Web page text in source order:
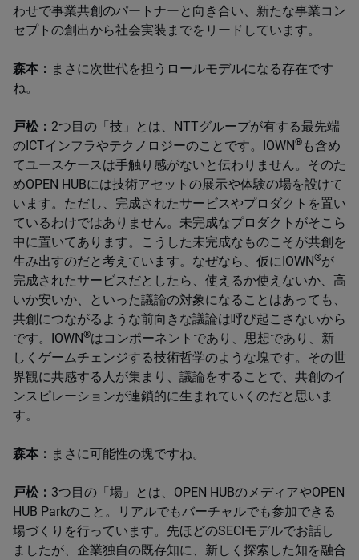
わせで事業共創のパートナーと向き合い、新たな事業コン
セプトの創出から社会実装までをリードしています。
森本： まさに次世代を担うロールモデルになる存在です
ね。
戸松： 2つ目の「技」とは、NTTグループが有する最先端
のICTインフラやテクノロジーのことです。IOWN® も含め
てユースケースは手触り感がないと伝わりません。そのた
めOPEN HUBには技術アセットの展示や体験の場を設けて
います。ただし、完成されたサービスやプロダクトを置い
ているわけではありません。未完成なプロダクトがそこら
中に置いてあります。こうした未完成なものこそが共創を
生み出すのだと考えています。なぜなら、仮にIOWN®が
完成されたサービスだとしたら、使えるか使えないか、高
いか安いか、といった議論の対象になることはあっても、
共創につながるような前向きな議論は呼び起こさないから
です。IOWN®はコンポーネントであり、思想であり、新
しくゲームチェンジする技術哲学のような塊です。その世
界観に共感する人が集まり、議論をすることで、共創のイ
ンスピレーションが連鎖的に生まれていくのだと思いま
す。
森本： まさに可能性の塊ですね。
戸松： 3つ目の「場」とは、OPEN HUBのメディアやOPEN
HUB Parkのこと。リアルでもバーチャルでも参加できる
場づくりを行っています。先ほどのSECIモデルでお話し
ましたが、企業独自の既存知に、新しく探索した知を融合